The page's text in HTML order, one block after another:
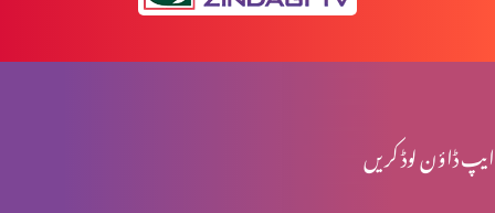
اخلاقی احتساب: حقیقی راستبازی(حصہ 2)
اخلاقی احتساب: حقیقی راستبازی(حصہ 1)ایپ ڈاؤن لوڈ کریں